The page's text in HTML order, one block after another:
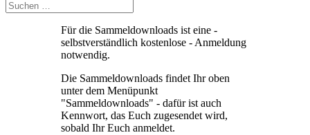
Für die Sammeldownloads ist eine -
selbstverständlich kostenlose - Anmeldung
notwendig.
Die Sammeldownloads findet Ihr oben
unter dem Menüpunkt
"Sammeldownloads" - dafür ist auch
Kennwort, das Euch zugesendet wird,
sobald Ihr Euch anmeldet.